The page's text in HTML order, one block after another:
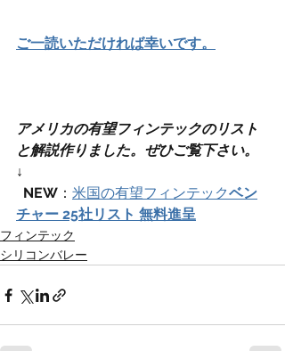
ご一読いただければ幸いです。
アメリカの有望フィンテックのリスト
と解説作りました。ぜひご覧下さい。
↓
​NEW ： 米国の有望フィンテックベン
チャー 25社リスト 無料進呈
フィンテック
シリコンバレー